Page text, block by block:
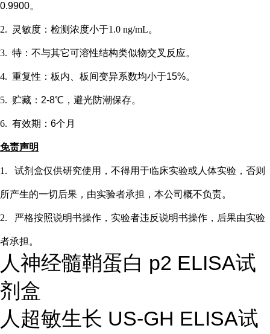
0.9900。
2. 灵敏度：检测浓度小于1.0 ng/mL。
3. 特：不与其它可溶性结构类似物交叉反应。
4. 重复性：板内、板间变异系数均小于15%。
5. 贮藏： 2-8℃，避光防潮保存。
6. 有效期： 6个月
免责声明
1. 试剂盒仅供研究使用，不得用于临床实验或人 体实验，否则
所产生的一切后果，由实验者承担，本公司概不负责。
2. 严格按照说明书操作，实验者违反说明书操作，后果由实验
者承担。
人神经髓鞘蛋白 p2 ELISA试
剂盒
人超敏生长 US-GH ELISA试